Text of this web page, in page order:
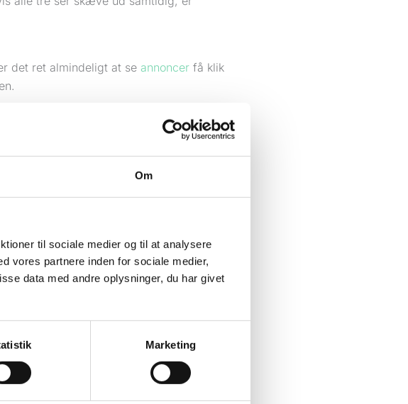
Om
til sociale medier og til at analysere
vores partnere inden for sociale medier,
data med andre oplysninger, du har givet
Marketing
det ret almindeligt at se annoncer få klik
der også inkluderer personer, som
men det kan åbne for meget irrelevant
klik fra udlandet, bare fordi en person har
det ikke bare et teknisk
lokale virksomheder er det ofte en af de
de opfører sig stadig nogenlunde
eller maler får normalt ikke en
men analyseværktøjer viser få reelle